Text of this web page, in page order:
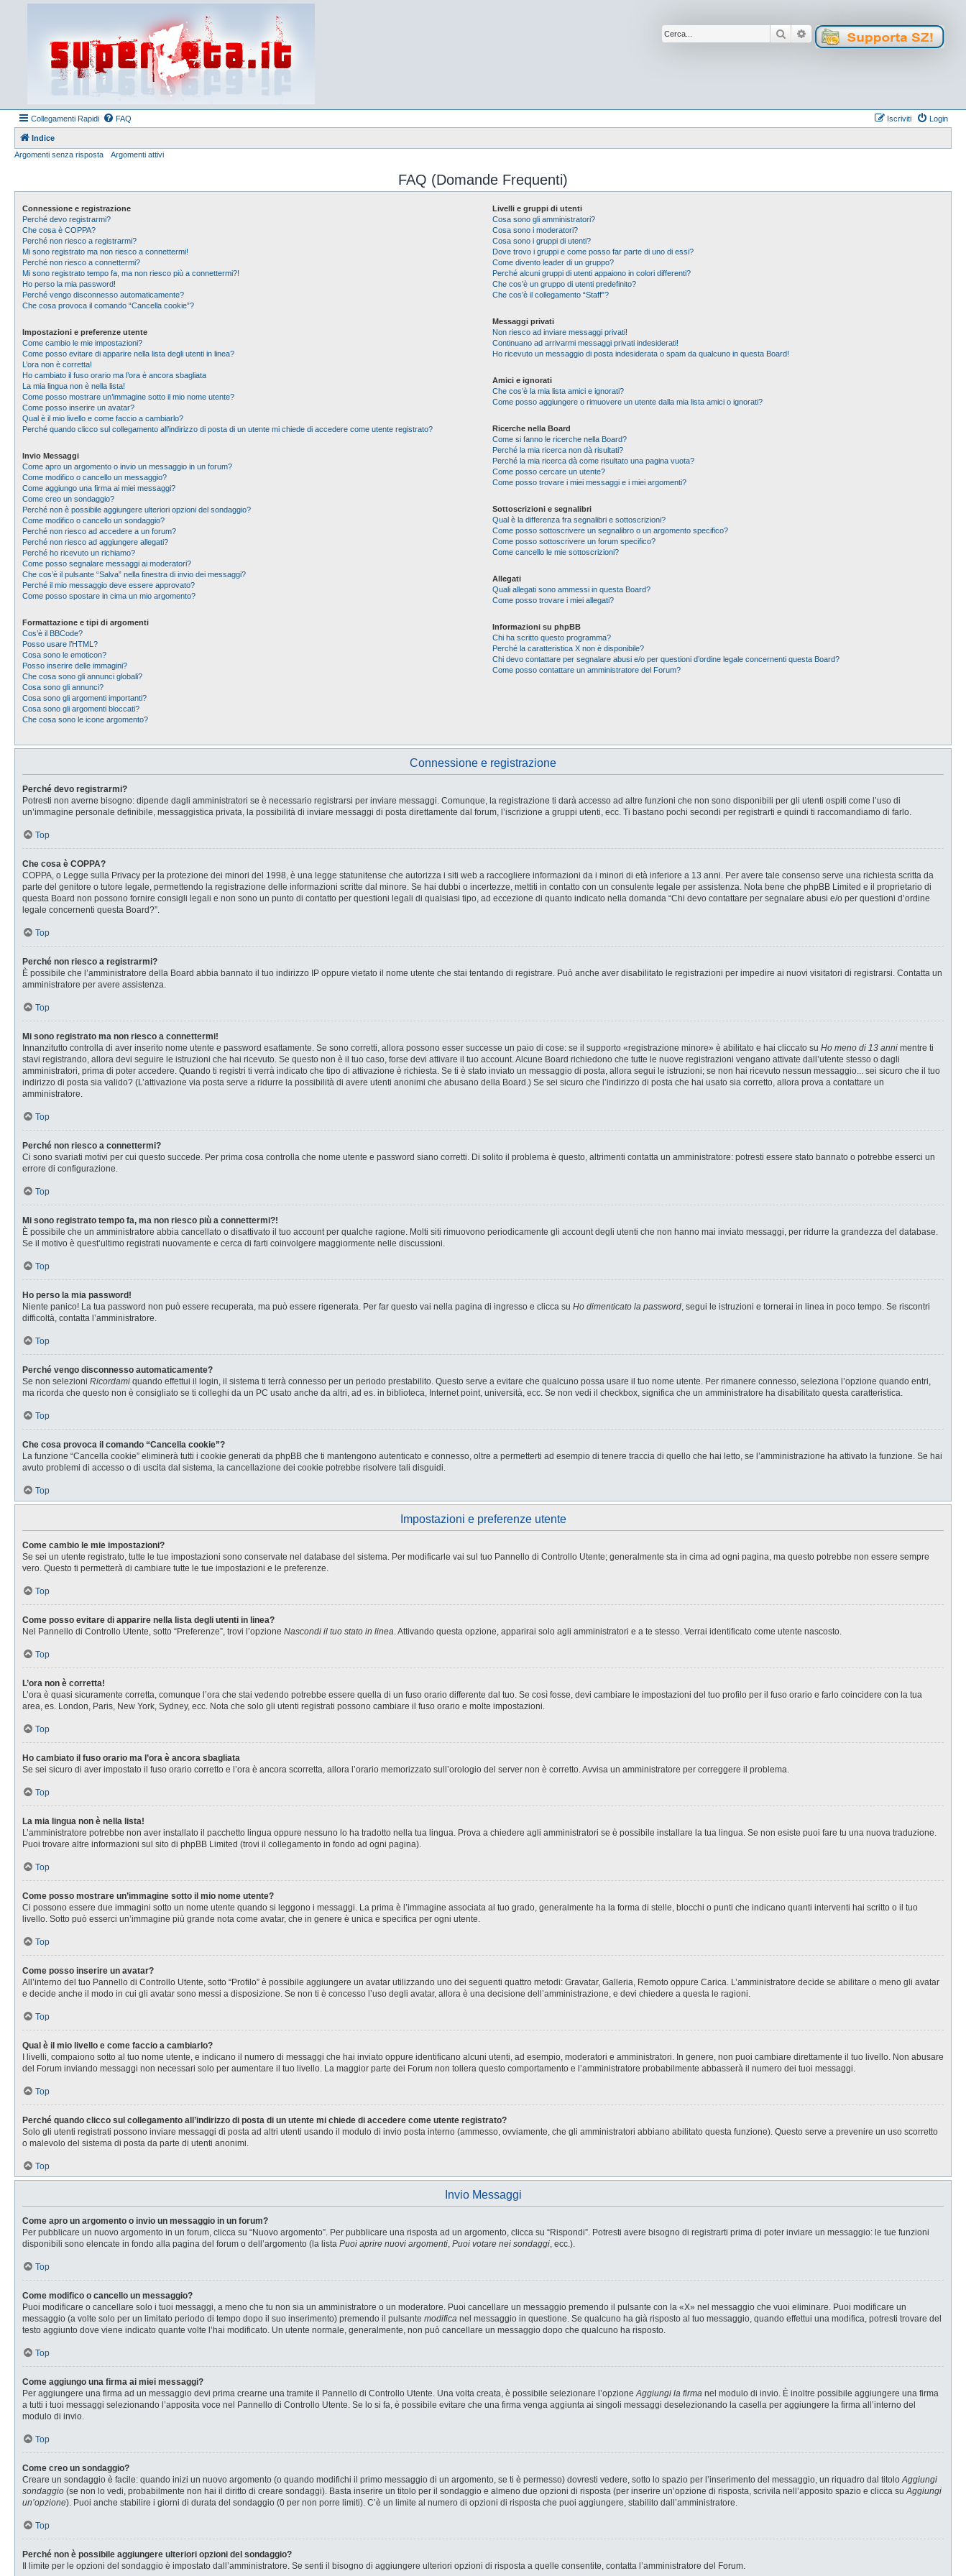
Cerca Ricerca avanzata
Collegamenti Rapidi FAQ Login
Iscriviti
Indice
Argomenti senza risposta
Argomenti attivi
FAQ (Domande Frequenti)
Connessione e registrazione
Perché devo registrarmi?
Che cosa è COPPA?
Perché non riesco a registrarmi?
Mi sono registrato ma non riesco a connettermi!
Perché non riesco a connettermi?
Mi sono registrato tempo fa, ma non riesco più a connettermi?!
Ho perso la mia password!
Perché vengo disconnesso automaticamente?
Che cosa provoca il comando “Cancella cookie”?
Impostazioni e preferenze utente
Come cambio le mie impostazioni?
Come posso evitare di apparire nella lista degli utenti in linea?
L’ora non è corretta!
Ho cambiato il fuso orario ma l’ora è ancora sbagliata
La mia lingua non è nella lista!
Come posso mostrare un’immagine sotto il mio nome utente?
Come posso inserire un avatar?
Qual è il mio livello e come faccio a cambiarlo?
Perché quando clicco sul collegamento all’indirizzo di posta di un utente mi chiede di accedere come utente registrato?
Invio Messaggi
Come apro un argomento o invio un messaggio in un forum?
Come modifico o cancello un messaggio?
Come aggiungo una firma ai miei messaggi?
Come creo un sondaggio?
Perché non è possibile aggiungere ulteriori opzioni del sondaggio?
Come modifico o cancello un sondaggio?
Perché non riesco ad accedere a un forum?
Perché non riesco ad aggiungere allegati?
Perché ho ricevuto un richiamo?
Come posso segnalare messaggi ai moderatori?
Che cos’è il pulsante “Salva” nella finestra di invio dei messaggi?
Perché il mio messaggio deve essere approvato?
Come posso spostare in cima un mio argomento?
Formattazione e tipi di argomenti
Cos’è il BBCode?
Posso usare l’HTML?
Cosa sono le emoticon?
Posso inserire delle immagini?
Che cosa sono gli annunci globali?
Cosa sono gli annunci?
Cosa sono gli argomenti importanti?
Cosa sono gli argomenti bloccati?
Che cosa sono le icone argomento?
Livelli e gruppi di utenti
Cosa sono gli amministratori?
Cosa sono i moderatori?
Cosa sono i gruppi di utenti?
Dove trovo i gruppi e come posso far parte di uno di essi?
Come divento leader di un gruppo?
Perché alcuni gruppi di utenti appaiono in colori differenti?
Che cos’è un gruppo di utenti predefinito?
Che cos’è il collegamento “Staff”?
Messaggi privati
Non riesco ad inviare messaggi privati!
Continuano ad arrivarmi messaggi privati indesiderati!
Ho ricevuto un messaggio di posta indesiderata o spam da qualcuno in questa Board!
Amici e ignorati
Che cos’è la mia lista amici e ignorati?
Come posso aggiungere o rimuovere un utente dalla mia lista amici o ignorati?
Ricerche nella Board
Come si fanno le ricerche nella Board?
Perché la mia ricerca non dà risultati?
Perché la mia ricerca dà come risultato una pagina vuota?
Come posso cercare un utente?
Come posso trovare i miei messaggi e i miei argomenti?
Sottoscrizioni e segnalibri
Qual è la differenza fra segnalibri e sottoscrizioni?
Come posso sottoscrivere un segnalibro o un argomento specifico?
Come posso sottoscrivere un forum specifico?
Come cancello le mie sottoscrizioni?
Allegati
Quali allegati sono ammessi in questa Board?
Come posso trovare i miei allegati?
Informazioni su phpBB
Chi ha scritto questo programma?
Perché la caratteristica X non è disponibile?
Chi devo contattare per segnalare abusi e/o per questioni d’ordine legale concernenti questa Board?
Come posso contattare un amministratore del Forum?
Connessione e registrazione
Perché devo registrarmi?
Potresti non averne bisogno: dipende dagli amministratori se è necessario registrarsi per inviare messaggi. Comunque, la registrazione ti darà accesso ad altre funzioni che non sono disponibili per gli utenti ospiti come l’uso di
un’immagine personale definibile, messaggistica privata, la possibilità di inviare messaggi di posta direttamente dal forum, l’iscrizione a gruppi utenti, ecc. Ti bastano pochi secondi per registrarti e quindi ti raccomandiamo di farlo.
Top
Che cosa è COPPA?
COPPA, o Legge sulla Privacy per la protezione dei minori del 1998, è una legge statunitense che autorizza i siti web a raccogliere informazioni da i minori di età inferiore a 13 anni. Per avere tale consenso serve una richiesta scritta da
parte del genitore o tutore legale, permettendo la registrazione delle informazioni scritte dal minore. Se hai dubbi o incertezze, mettiti in contatto con un consulente legale per assistenza. Nota bene che phpBB Limited e il proprietario di
questa Board non possono fornire consigli legali e non sono un punto di contatto per questioni legali di qualsiasi tipo, ad eccezione di quanto indicato nella domanda “Chi devo contattare per segnalare abusi e/o per questioni d’ordine
legale concernenti questa Board?”.
Top
Perché non riesco a registrarmi?
È possibile che l’amministratore della Board abbia bannato il tuo indirizzo IP oppure vietato il nome utente che stai tentando di registrare. Può anche aver disabilitato le registrazioni per impedire ai nuovi visitatori di registrarsi. Contatta un
amministratore per avere assistenza.
Top
Mi sono registrato ma non riesco a connettermi!
Innanzitutto controlla di aver inserito nome utente e password esattamente. Se sono corretti, allora possono esser successe un paio di cose: se il supporto «registrazione minore» è abilitato e hai cliccato su Ho meno di 13 anni mentre ti
stavi registrando, allora devi seguire le istruzioni che hai ricevuto. Se questo non è il tuo caso, forse devi attivare il tuo account. Alcune Board richiedono che tutte le nuove registrazioni vengano attivate dall’utente stesso o dagli
amministratori, prima di poter accedere. Quando ti registri ti verrà indicato che tipo di attivazione è richiesta. Se ti è stato inviato un messaggio di posta, allora segui le istruzioni; se non hai ricevuto nessun messaggio... sei sicuro che il tuo
indirizzo di posta sia valido? (L’attivazione via posta serve a ridurre la possibilità di avere utenti anonimi che abusano della Board.) Se sei sicuro che l’indirizzo di posta che hai usato sia corretto, allora prova a contattare un
amministratore.
Top
Perché non riesco a connettermi?
Ci sono svariati motivi per cui questo succede. Per prima cosa controlla che nome utente e password siano corretti. Di solito il problema è questo, altrimenti contatta un amministratore: potresti essere stato bannato o potrebbe esserci un
errore di configurazione.
Top
Mi sono registrato tempo fa, ma non riesco più a connettermi?!
È possibile che un amministratore abbia cancellato o disattivato il tuo account per qualche ragione. Molti siti rimuovono periodicamente gli account degli utenti che non hanno mai inviato messaggi, per ridurre la grandezza del database.
Se il motivo è quest’ultimo registrati nuovamente e cerca di farti coinvolgere maggiormente nelle discussioni.
Top
Ho perso la mia password!
Niente panico! La tua password non può essere recuperata, ma può essere rigenerata. Per far questo vai nella pagina di ingresso e clicca su Ho dimenticato la password, segui le istruzioni e tornerai in linea in poco tempo. Se riscontri
difficoltà, contatta l’amministratore.
Top
Perché vengo disconnesso automaticamente?
Se non selezioni Ricordami quando effettui il login, il sistema ti terrà connesso per un periodo prestabilito. Questo serve a evitare che qualcuno possa usare il tuo nome utente. Per rimanere connesso, seleziona l’opzione quando entri,
ma ricorda che questo non è consigliato se ti colleghi da un PC usato anche da altri, ad es. in biblioteca, Internet point, università, ecc. Se non vedi il checkbox, significa che un amministratore ha disabilitato questa caratteristica.
Top
Che cosa provoca il comando “Cancella cookie”?
La funzione “Cancella cookie” eliminerà tutti i cookie generati da phpBB che ti mantengono autenticato e connesso, oltre a permetterti ad esempio di tenere traccia di quello che hai letto, se l’amministrazione ha attivato la funzione. Se hai
avuto problemi di accesso o di uscita dal sistema, la cancellazione dei cookie potrebbe risolvere tali disguidi.
Top
Impostazioni e preferenze utente
Come cambio le mie impostazioni?
Se sei un utente registrato, tutte le tue impostazioni sono conservate nel database del sistema. Per modificarle vai sul tuo Pannello di Controllo Utente; generalmente sta in cima ad ogni pagina, ma questo potrebbe non essere sempre
vero. Questo ti permetterà di cambiare tutte le tue impostazioni e le preferenze.
Top
Come posso evitare di apparire nella lista degli utenti in linea?
Nel Pannello di Controllo Utente, sotto “Preferenze”, trovi l’opzione Nascondi il tuo stato in linea. Attivando questa opzione, apparirai solo agli amministratori e a te stesso. Verrai identificato come utente nascosto.
Top
L’ora non è corretta!
L’ora è quasi sicuramente corretta, comunque l’ora che stai vedendo potrebbe essere quella di un fuso orario differente dal tuo. Se così fosse, devi cambiare le impostazioni del tuo profilo per il fuso orario e farlo coincidere con la tua
area, es. London, Paris, New York, Sydney, ecc. Nota che solo gli utenti registrati possono cambiare il fuso orario e molte impostazioni.
Top
Ho cambiato il fuso orario ma l’ora è ancora sbagliata
Se sei sicuro di aver impostato il fuso orario corretto e l’ora è ancora scorretta, allora l’orario memorizzato sull’orologio del server non è corretto. Avvisa un amministratore per correggere il problema.
Top
La mia lingua non è nella lista!
L’amministratore potrebbe non aver installato il pacchetto lingua oppure nessuno lo ha tradotto nella tua lingua. Prova a chiedere agli amministratori se è possibile installare la tua lingua. Se non esiste puoi fare tu una nuova traduzione.
Puoi trovare altre informazioni sul sito di phpBB Limited (trovi il collegamento in fondo ad ogni pagina).
Top
Come posso mostrare un’immagine sotto il mio nome utente?
Ci possono essere due immagini sotto un nome utente quando si leggono i messaggi. La prima è l’immagine associata al tuo grado, generalmente ha la forma di stelle, blocchi o punti che indicano quanti interventi hai scritto o il tuo
livello. Sotto può esserci un’immagine più grande nota come avatar, che in genere è unica e specifica per ogni utente.
Top
Come posso inserire un avatar?
All’interno del tuo Pannello di Controllo Utente, sotto “Profilo” è possibile aggiungere un avatar utilizzando uno dei seguenti quattro metodi: Gravatar, Galleria, Remoto oppure Carica. L’amministratore decide se abilitare o meno gli avatar
e decide anche il modo in cui gli avatar sono messi a disposizione. Se non ti è concesso l’uso degli avatar, allora è una decisione dell’amministrazione, e devi chiedere a questa le ragioni.
Top
Qual è il mio livello e come faccio a cambiarlo?
I livelli, compaiono sotto al tuo nome utente, e indicano il numero di messaggi che hai inviato oppure identificano alcuni utenti, ad esempio, moderatori e amministratori. In genere, non puoi cambiare direttamente il tuo livello. Non abusare
del Forum inviando messaggi non necessari solo per aumentare il tuo livello. La maggior parte dei Forum non tollera questo comportamento e l’amministratore probabilmente abbasserà il numero dei tuoi messaggi.
Top
Perché quando clicco sul collegamento all’indirizzo di posta di un utente mi chiede di accedere come utente registrato?
Solo gli utenti registrati possono inviare messaggi di posta ad altri utenti usando il modulo di invio posta interno (ammesso, ovviamente, che gli amministratori abbiano abilitato questa funzione). Questo serve a prevenire un uso scorretto
o malevolo del sistema di posta da parte di utenti anonimi.
Top
Invio Messaggi
Come apro un argomento o invio un messaggio in un forum?
Per pubblicare un nuovo argomento in un forum, clicca su “Nuovo argomento”. Per pubblicare una risposta ad un argomento, clicca su “Rispondi”. Potresti avere bisogno di registrarti prima di poter inviare un messaggio: le tue funzioni
disponibili sono elencate in fondo alla pagina del forum o dell’argomento (la lista Puoi aprire nuovi argomenti, Puoi votare nei sondaggi, ecc.).
Top
Come modifico o cancello un messaggio?
Puoi modificare o cancellare solo i tuoi messaggi, a meno che tu non sia un amministratore o un moderatore. Puoi cancellare un messaggio premendo il pulsante con la «X» nel messaggio che vuoi eliminare. Puoi modificare un
messaggio (a volte solo per un limitato periodo di tempo dopo il suo inserimento) premendo il pulsante modifica nel messaggio in questione. Se qualcuno ha già risposto al tuo messaggio, quando effettui una modifica, potresti trovare del
testo aggiunto dove viene indicato quante volte l’hai modificato. Un utente normale, generalmente, non può cancellare un messaggio dopo che qualcuno ha risposto.
Top
Come aggiungo una firma ai miei messaggi?
Per aggiungere una firma ad un messaggio devi prima crearne una tramite il Pannello di Controllo Utente. Una volta creata, è possibile selezionare l’opzioneAggiungi la firma nel modulo di invio. È inoltre possibile aggiungere una firma
a tutti i tuoi messaggi selezionando l’apposita voce nel Pannello di Controllo Utente. Se lo si fa, è possibile evitare che una firma venga aggiunta ai singoli messaggi deselezionando la casella per aggiungere la firma all’interno del
modulo di invio.
Top
Come creo un sondaggio?
Creare un sondaggio è facile: quando inizi un nuovo argomento (o quando modifichi il primo messaggio di un argomento, se ti è permesso) dovresti vedere, sotto lo spazio per l’inserimento del messaggio, un riquadro dal titoloAggiungi
sondaggio (se non lo vedi, probabilmente non hai il diritto di creare sondaggi). Basta inserire un titolo per il sondaggio e almeno due opzioni di risposta (per inserire un’opzione di risposta, scrivila nell’apposito spazio e clicca suAggiungi
un’opzione). Puoi anche stabilire i giorni di durata del sondaggio (0 per non porre limiti). C’è un limite al numero di opzioni di risposta che puoi aggiungere, stabilito dall’amministratore.
Top
Perché non è possibile aggiungere ulteriori opzioni del sondaggio?
Il limite per le opzioni del sondaggio è impostato dall’amministratore. Se senti il bisogno di aggiungere ulteriori opzioni di risposta a quelle consentite, contatta l’amministratore del Forum.